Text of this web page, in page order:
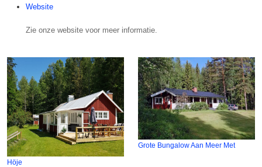
Website
Zie onze website voor meer informatie.
Höje
Grote Bungalow Aan Meer Met